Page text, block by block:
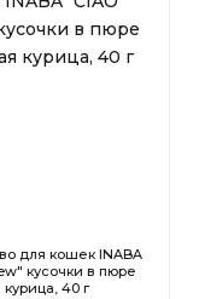
для кошек INABA
кусочки в пюре
40 г